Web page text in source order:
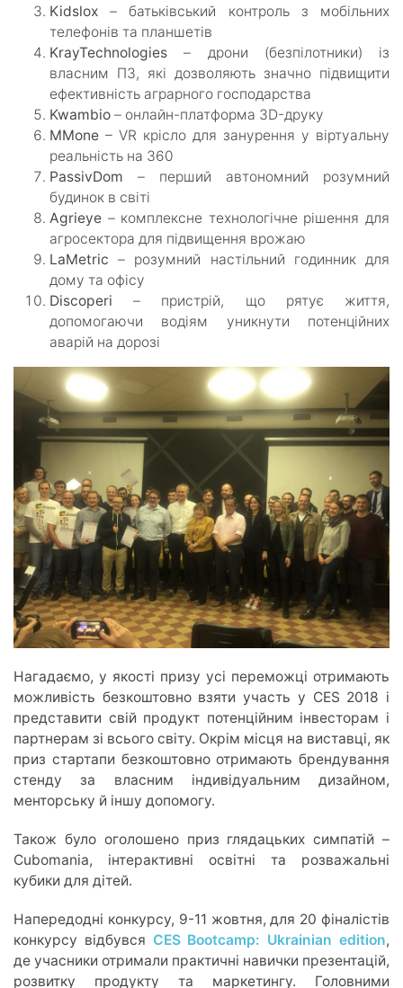
Kidslox – батьківський контроль з мобільних
телефонів та планшетів
KrayTechnologies – дрони (безпілотники) із
власним ПЗ, які дозволяють значно підвищити
ефективність аграрного господарства
Kwambio – онлайн-платформа 3D-друку
MMone – VR крісло для занурення у віртуальну
реальність на 360
PassivDom – перший автономний розумний
будинок в світі
Agrieye – комплексне технологічне рішення для
агросектора для підвищення врожаю
LaMetric – розумний настільний годинник для
дому та офісу
Discoperi – пристрій, що рятує життя,
допомогаючи водіям уникнути потенційних
аварій на дорозі
Нагадаємо, у якості призу усі переможці отримають
можливість безкоштовно взяти участь у CES 2018 і
представити свій продукт потенційним інвесторам і
партнерам зі всього світу. Окрім місця на виставці, як
приз стартапи безкоштовно отримають брендування
стенду за власним індивідуальним дизайном,
менторську й іншу допомогу.
Також було оголошено приз глядацьких симпатій –
Cubomania, інтерактивні освітні та розважальні
кубики для дітей.
Напередодні конкурсу, 9-11 жовтня, для 20 фіналістів
конкурсу відбувся CES Bootcamp: Ukrainian edition,
де учасники отримали практичні навички презентацій,
розвитку продукту та маркетингу. Головними